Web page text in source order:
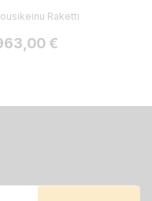
Raketti
€